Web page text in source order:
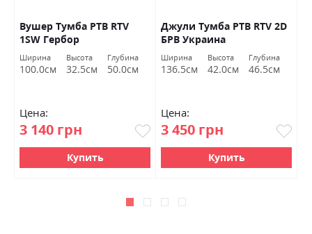
Вушер Тумба РТВ RTV
1SW Гербор
Ширина
100.0см
Высота
32.5см
Глубина
50.0см
Цена:
3 140 грн
Купить
Джули Тумба РТВ RTV 2D
БРВ ​​Украина
Ширина
136.5см
Высота
42.0см
Глубина
46.5см
Цена:
3 450 грн
Купить